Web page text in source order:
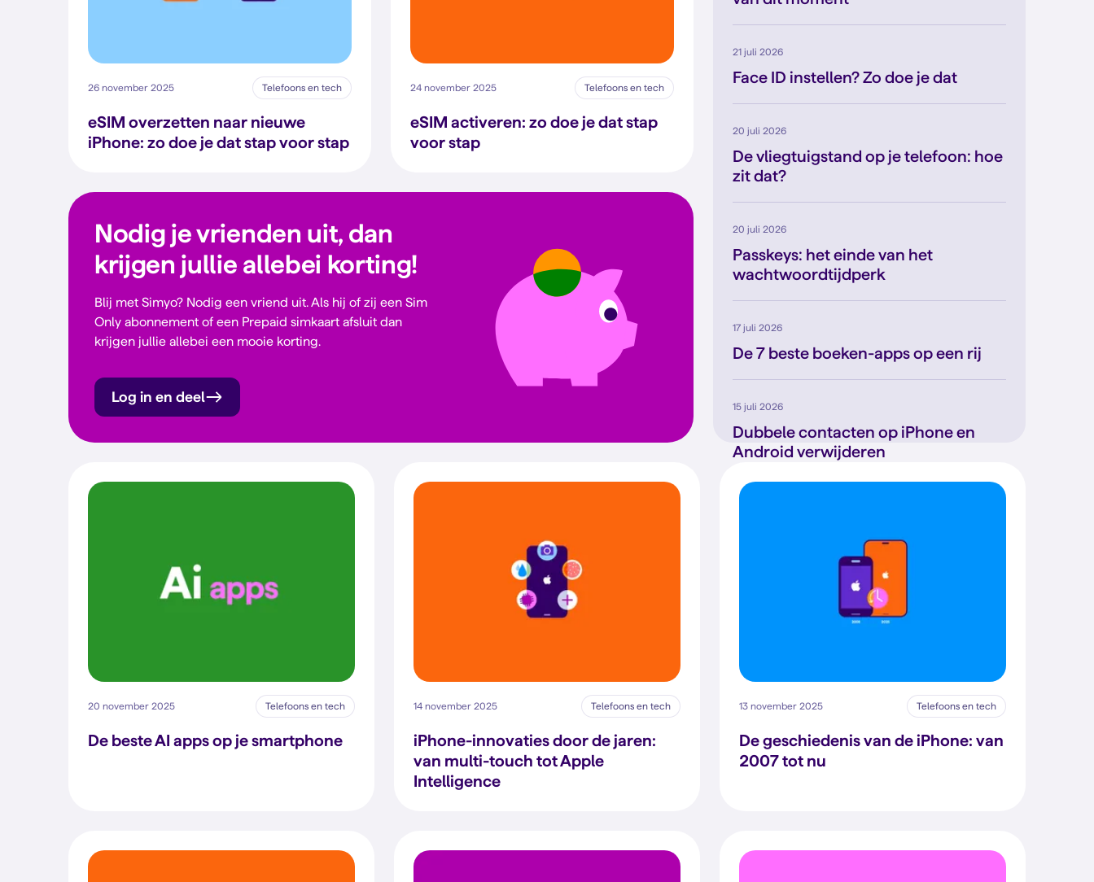
26 november 2025 Telefoons en tech
eSIM overzetten naar nieuwe
iPhone: zo doe je dat stap voor stap
24 november 2025 Telefoons en tech
eSIM activeren: zo doe je dat stap
voor stap
21 juli 2026
Face ID instellen? Zo doe je dat
20 juli 2026
De vliegtuigstand op je telefoon: hoe
zit dat?
20 juli 2026
Passkeys: het einde van het
wachtwoordtijdperk
17 juli 2026
De 7 beste boeken-apps op een rij
15 juli 2026
Dubbele contacten op iPhone en
Android verwijderen
Nodig je vrienden uit, dan
krijgen jullie allebei korting!
Blij met Simyo? Nodig een vriend uit. Als hij of zij een Sim
Only abonnement of een Prepaid simkaart afsluit dan
krijgen jullie allebei een mooie korting.
Log in en deel
20 november 2025 Telefoons en tech
De beste AI apps op je smartphone
14 november 2025 Telefoons en tech
iPhone-innovaties door de jaren:
van multi-touch tot Apple
Intelligence
13 november 2025 Telefoons en tech
De geschiedenis van de iPhone: van
2007 tot nu